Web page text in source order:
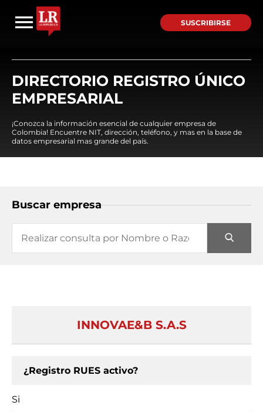
SUSCRIBIRSE
DIRECTORIO REGISTRO ÚNICO
EMPRESARIAL
¡Conozca la información esencial de cualquier empresa de
Colombia! Encuentre NIT, dirección, teléfono, y mas en la base de
datos empresarial mas grande del país.
Buscar empresa
INNOVAE&B S.A.S
¿Registro RUES activo?
Si